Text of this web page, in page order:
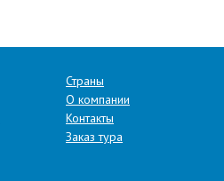
Страны
О компании
Контакты
Заказ тура